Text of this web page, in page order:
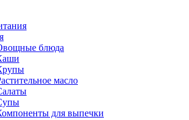
блюда
масло
для выпечки